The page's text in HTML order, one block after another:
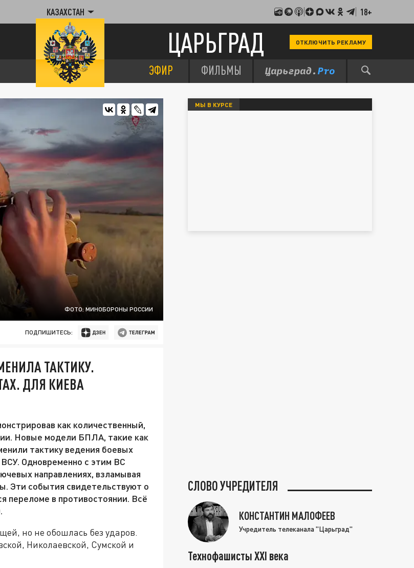
КАЗАХСТАН 18+
ЦАРЬГРАД ОТКЛЮЧИТЬ РЕКЛАМУ
ЭФИР ФИЛЬМЫ
ФОТО: МИНОБОРОНЫ РОССИИ
ПОДПИШИТЕСЬ:
ТАКТИКУ.
ДЛЯ КИЕВА
как количественный,
Новые модели БПЛА, такие как
тактику ведения боевых
Одновременно с этим ВС
направлениях, взламывая
Эти события свидетельствуют о
переломе в противостоянии. Всё
но не обошлась без ударов.
Николаевской, Сумской и
МЫ В КУРСЕ
СЛОВО УЧРЕДИТЕЛЯ
КОНСТАНТИН МАЛОФЕЕВ
Учредитель телеканала "Царьград"
Технофашисты XXI века